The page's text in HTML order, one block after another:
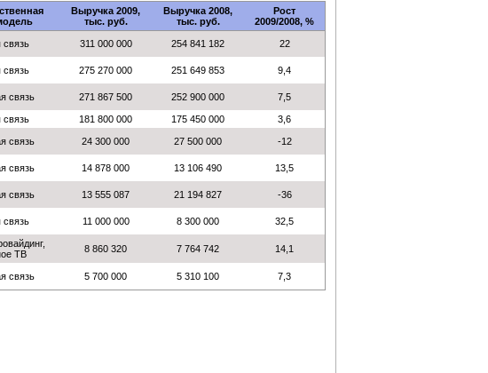
Выручка 2009,
тыс. руб.
Выручка 2008,
тыс. руб.
Рост
2009/2008, %
связь 311 000 000 254 841 182 22
связь 275 270 000 251 649 853 9,4
связь 271 867 500 252 900 000 7,5
связь 181 800 000 175 450 000 3,6
связь 24 300 000 27 500 000 -12
связь 14 878 000 13 106 490 13,5
связь 13 555 087 21 194 827 -36
связь 11 000 000 8 300 000 32,5
ТВ
8 860 320 7 764 742 14,1
связь 5 700 000 5 310 100 7,3